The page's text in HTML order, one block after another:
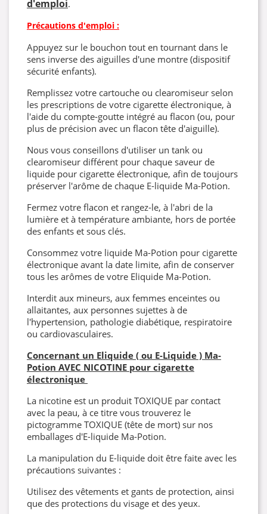
d'emploi.
Précautions d'emploi :
Appuyez sur le bouchon tout en tournant dans le
sens inverse des aiguilles d'une montre (dispositif
sécurité enfants).
Remplissez votre cartouche ou clearomiseur selon
les prescriptions de votre cigarette électronique, à
l'aide du compte-goutte intégré au flacon (ou, pour
plus de précision avec un flacon tête d'aiguille).
Nous vous conseillons d'utiliser un tank ou
clearomiseur différent pour chaque saveur de
liquide pour cigarette électronique, afin de toujours
préserver l'arôme de chaque E-liquide Ma-Potion.
Fermez votre flacon et rangez-le, à l'abri de la
lumière et à température ambiante, hors de portée
des enfants et sous clés.
Consommez votre liquide Ma-Potion pour cigarette
électronique avant la date limite, afin de conserver
tous les arômes de votre Eliquide Ma-Potion.
Interdit aux mineurs, aux femmes enceintes ou
allaitantes, aux personnes sujettes à de
l'hypertension, pathologie diabétique, respiratoire
ou cardiovasculaires.
Concernant un Eliquide ( ou E-Liquide ) Ma-
Potion AVEC NICOTINE pour cigarette
électronique
La nicotine est un produit TOXIQUE par contact
avec la peau, à ce titre vous trouverez le
pictogramme TOXIQUE (tête de mort) sur nos
emballages d'E-liquide Ma-Potion.
La manipulation du E-liquide doit être faite avec les
précautions suivantes :
Utilisez des vêtements et gants de protection, ainsi
que des protections du visage et des yeux.